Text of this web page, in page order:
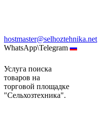
hostmaster@selhoztehnika.net
WhatsApp\Telegram
Услуга поиска
товаров на
торговой площадке
"Сельхозтехника".